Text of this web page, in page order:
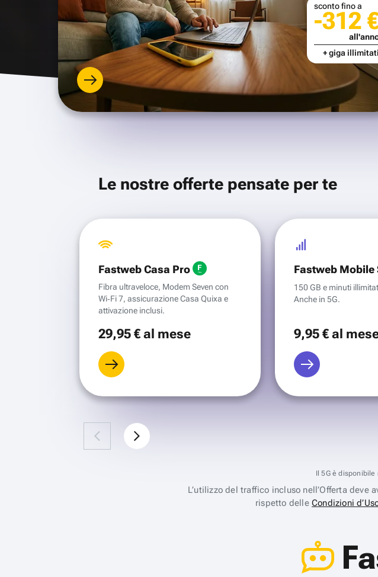
sconto fino a
-312
+ giga illimitati
Le nostre offerte pensate per te
Fastweb Casa Pro
Fibra ultraveloce, Modem Seven con
Wi‑Fi 7, assicurazione Casa Quixa e
attivazione inclusi.
29,95 €al mese
Fastweb Mobile
150 GB e minuti
Anche in 5G.
9,95 €al
Il 5G è disponibile
L’utilizzo del traffico incluso nell’Offerta deve
rispetto delleCondizioni